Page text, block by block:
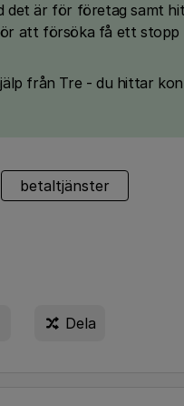
det är för företag samt
att försöka få ett stopp
från Tre - du hittar
betaltjänster
Dela